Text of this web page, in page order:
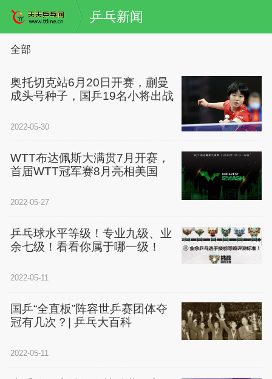
乒乓新闻
全部
奥托切克站6月20日开赛，蒯曼
成头号种子，国乒19名小将出战
2022-05-30
WTT布达佩斯大满贯7月开赛，
首届WTT冠军赛8月亮相美国
2022-05-27
乒乓球水平等级！专业九级、业
余七级！看看你属于哪一级！
2022-05-11
国乒“全直板”阵容世乒赛团体夺
冠有几次？| 乒乓大百科
2022-05-11